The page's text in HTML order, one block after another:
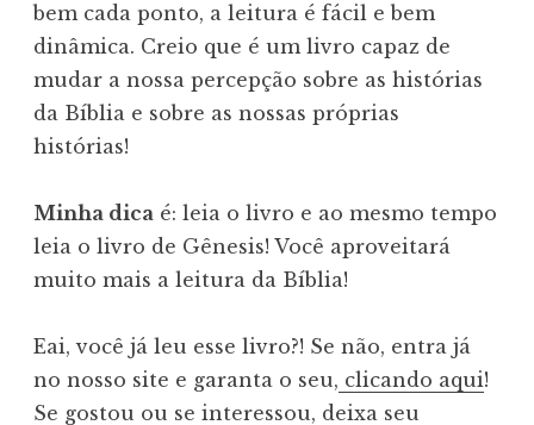
bem cada ponto, a leitura é fácil e bem
dinâmica. Creio que é um livro capaz de
mudar a nossa percepção sobre as histórias
da Bíblia e sobre as nossas próprias
histórias!
Minha dica é: leia o livro e ao mesmo tempo
leia o livro de Gênesis! Você aproveitará
muito mais a leitura da Bíblia!
Eai, você já leu esse livro?! Se não, entra já
no nosso site e garanta o seu, clicando aqui!
Se gostou ou se interessou, deixa seu